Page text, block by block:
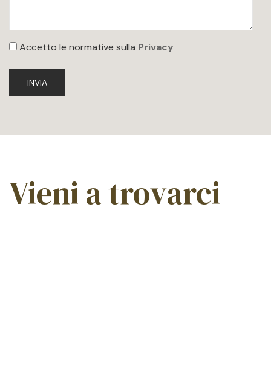
Accetto le normative sulla Privacy
Vieni a trovarci